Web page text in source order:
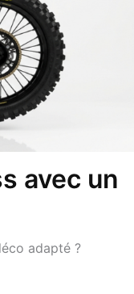
avec un
adapté ?